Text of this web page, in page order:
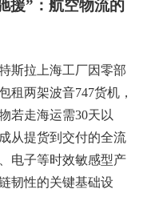
援”：航空物流的
斯拉上海工厂因零部
租两架波音747货机，
若走海运需30天以
从提货到交付的全流
电子等时效敏感型产
韧性的关键基础设